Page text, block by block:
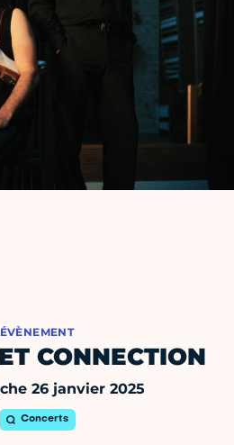
ÉVÈNEMENT
CONNECTION
26 janvier 2025
Concerts